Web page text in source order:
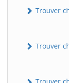
Trouver
Trouver